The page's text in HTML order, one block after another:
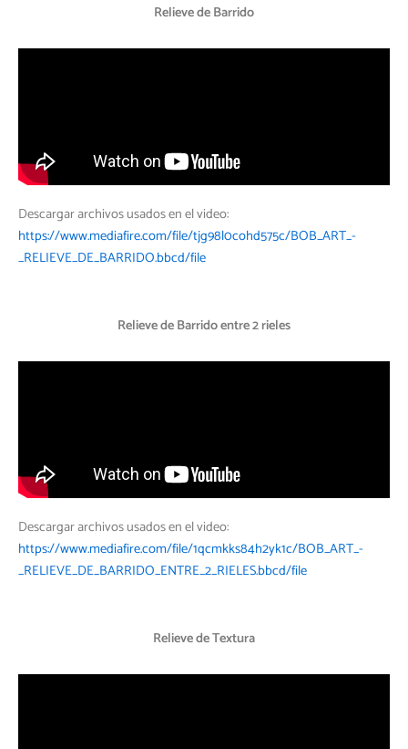
Relieve de Barrido
Descargar archivos usados en el video:
https://www.mediafire.com/file/tjg98l0cohd575c/BOB_ART_-
_RELIEVE_DE_BARRIDO.bbcd/file
Relieve de Barrido entre 2 rieles
Descargar archivos usados en el video:
https://www.mediafire.com/file/1qcmkks84h2yk1c/BOB_ART_-
_RELIEVE_DE_BARRIDO_ENTRE_2_RIELES.bbcd/file
Relieve de Textura